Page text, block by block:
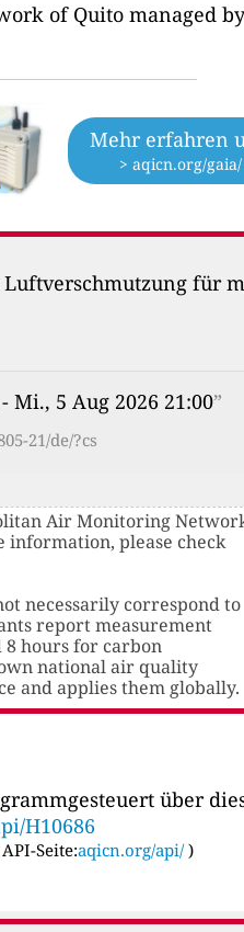
of Quito managed
Mehr erfahren
> aqicn.org/gaia/
für
Mi., 5 Aug 2026 21:00”
21/de/?cs
Air Monitoring
information, please check
necessarily correspond to
report measurement
hours for carbon
national air quality
and applies them globally.
über
H10686
Seite:aqicn.org/api/ )